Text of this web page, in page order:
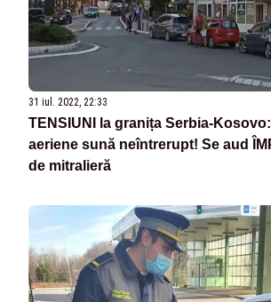
31 iul. 2022, 22:33
TENSIUNI la granița Serbia-
aeriene sună neîntrerupt! Se aud
de mitralieră